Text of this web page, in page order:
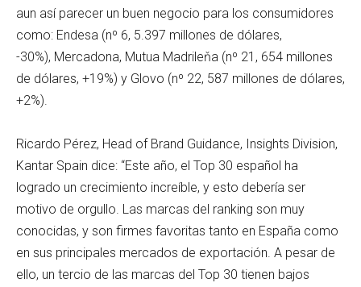
aun así parecer un buen negocio para los consumidores
como: Endesa (nº 6, 5.397 millones de dólares,
-30%), Mercadona, Mutua Madrileňa (nº 21, 654 millones
de dólares, +19%) y Glovo (nº 22, 587 millones de dólares,
+2%).
Ricardo Pérez, Head of Brand Guidance, Insights Division,
Kantar Spain dice: “Este año, el Top 30 español ha
logrado un crecimiento increíble, y esto debería ser
motivo de orgullo. Las marcas del ranking son muy
conocidas, y son firmes favoritas tanto en España como
en sus principales mercados de exportación. A pesar de
ello, un tercio de las marcas del Top 30 tienen bajos